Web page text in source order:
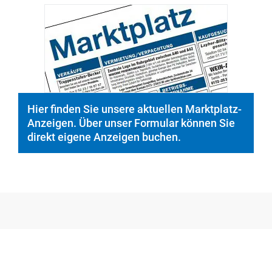
Hier finden Sie unsere aktuellen Marktplatz-
Anzeigen. Über unser Formular können Sie
direkt eigene Anzeigen buchen.